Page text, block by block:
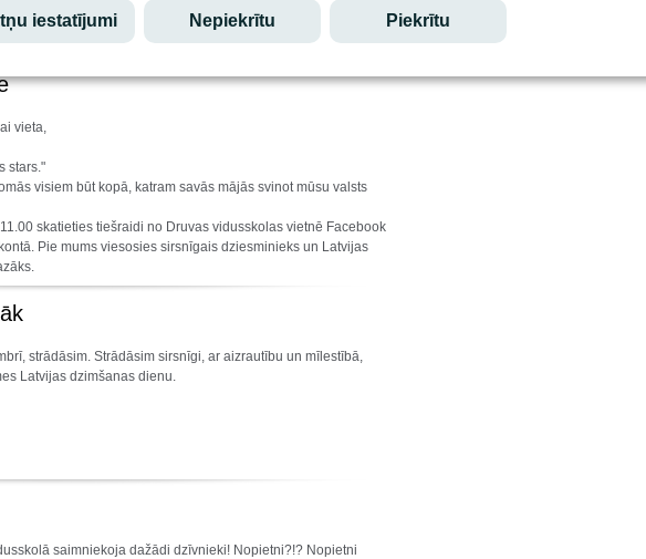
iestatījumi Nepiekrītu Piekrītu
vieta,
stars."
visiem būt kopā, katram savās mājās svinot mūsu valsts
skatieties tiešraidi no Druvas vidusskolas vietnē Facebook
Pie mums viesosies sirsnīgais dziesminieks un Latvijas
strādāsim. Strādāsim sirsnīgi, ar aizrautību un mīlestībā,
Latvijas dzimšanas dienu.
saimniekoja dažādi dzīvnieki! Nopietni?!? Nopietni